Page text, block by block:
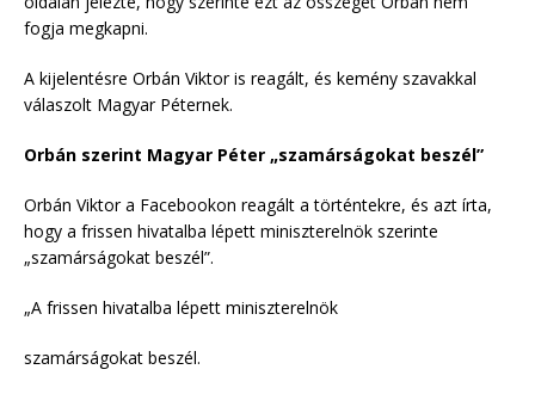
fogja megkapni.
A kijelentésre Orbán Viktor is reagált, és kemény szavakkal
válaszolt Magyar Péternek.
Orbán szerint Magyar Péter „szamárságokat beszél”
Orbán Viktor a Facebookon reagált a történtekre, és azt írta,
hogy a frissen hivatalba lépett miniszterelnök szerinte
„szamárságokat beszél”.
„A frissen hivatalba lépett miniszterelnök
szamárságokat beszél.